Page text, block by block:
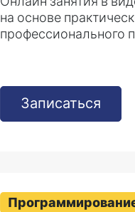
на основе
профессионального
Записаться